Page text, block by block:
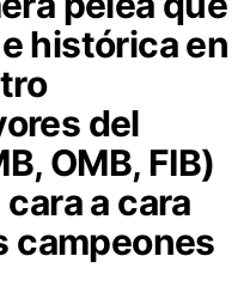
histórica en
del
OMB, FIB)
a cara
campeones